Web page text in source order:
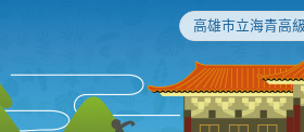
高雄市立海青高